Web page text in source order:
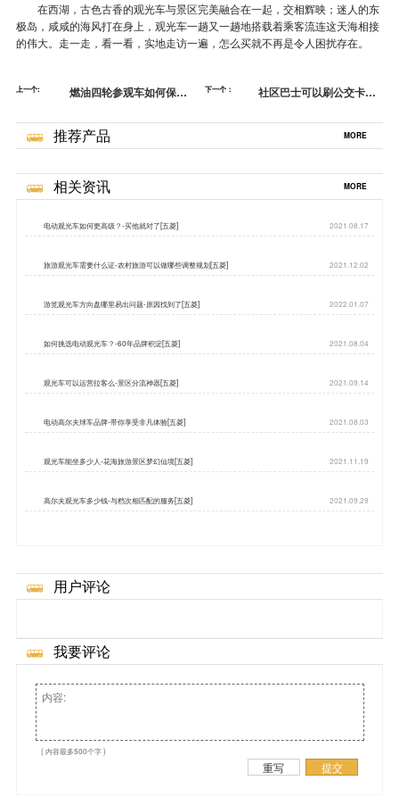
在西湖，古色古香的观光车与景区完美融合在一起，交相辉映；迷人的东
极岛，咸咸的海风打在身上，观光车一趟又一趟地搭载着乘客流连这天海相接
的伟大。走一走，看一看，实地走访一遍，怎么买就不再是令人困扰存在。
上一个:
燃油四轮参观车如何保
下一个：
社区巴士可以刷公交卡吗-
推荐产品 MORE
相关资讯 MORE
电动观光车如何更高级？-买他就对了[五菱] 2021.08.17
旅游观光车需要什么证-农村旅游可以做哪些调整规划[五菱] 2021.12.02
游览观光车方向盘哪里易出问题-原因找到了[五菱] 2022.01.07
如何挑选电动观光车？-60年品牌积淀[五菱] 2021.08.04
观光车可以运营拉客么-景区分流神器[五菱] 2021.09.14
电动高尔夫球车品牌-带你享受非凡体验[五菱] 2021.08.03
观光车能坐多少人-花海旅游景区梦幻仙境[五菱] 2021.11.19
高尔夫观光车多少钱-与档次相匹配的服务[五菱] 2021.09.29
用户评论
我要评论
( 内容最多500个字 )
重写 提交